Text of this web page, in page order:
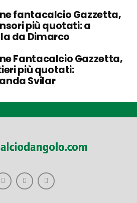
fantacalcio Gazzetta,
più quotati: a
da Dimarco
Fantacalcio Gazzetta,
più quotati:
Svilar